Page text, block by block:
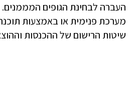
העברה לבחינת הגופים
מערכת פנימית או באמצעות
שיטות הרישום של ההכנסות